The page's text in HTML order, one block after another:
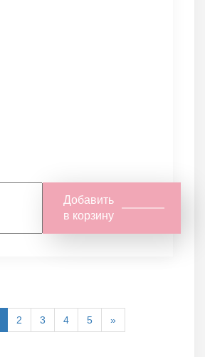
Добавить
в корзину
2 3 4 5 »